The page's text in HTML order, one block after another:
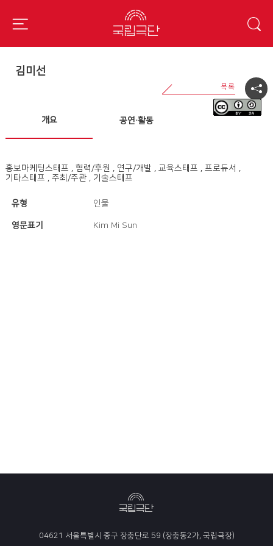
김미선
개요 공연·활동
홍보마케팅스태프 , 협력/후원 , 연구/개발 , 교육스태프 , 프로듀서 ,
기타스태프 , 주최/주관 , 기술스태프
유형 인물
영문표기 Kim Mi Sun
04621 서울특별시 중구 장충단로 59 (장충동2가, 국립극장)